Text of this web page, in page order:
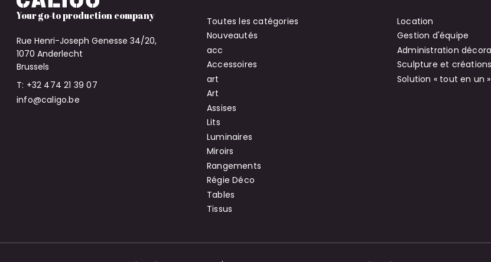
Your go-to production company
Rue Henri-Joseph Genesse 34/20,
1070 Anderlecht
Brussels
T: +32 474 21 39 07
info@caligo.be
Toutes les catégories
Nouveautés
acc
Accessoires
art
Art
Assises
Lits
Luminaires
Miroirs
Rangements
Régie Déco
Tables
Tissus
Location
Gestion d'équipe
Administration
Sculpture et
Solution « tout en un »